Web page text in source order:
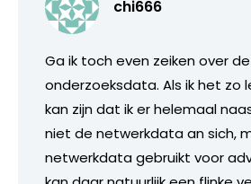
chi666
Ga ik toch even zeiken over de
onderzoeksdata. Als ik het zo
kan zijn dat ik er helemaal
niet de netwerkdata an sich,
netwerkdata gebruikt voor